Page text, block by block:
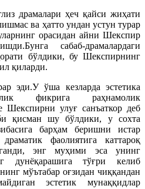
драмалари ҳеч қайси жиҳати
ва ҳатто ундан устун турар
орасидан айни Шекспир
сабаб-драмалардаги
бўлдики, бу Шекспирнинг
қиларди.
эди.У ўша кезларда эстетика
фикрига раҳнамолик
улуғ санъаткор деб
қисман шу бўлдики, у сохта
барҳам беришни истар
фаолиятига каттароқ
энг муҳими эса унинг
дунёқарашига тўғри келиб
мўътабар оғзидан чиққандан
эстетик мунаққидлар